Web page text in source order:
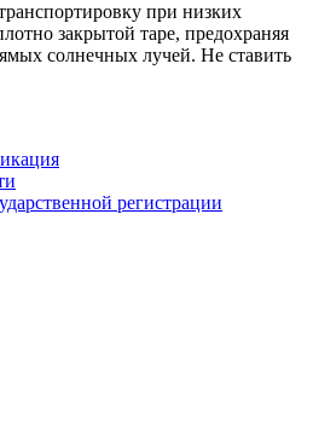
при низких
закрытой таре, предохраняя
солнечных лучей. Не ставить
регистрации